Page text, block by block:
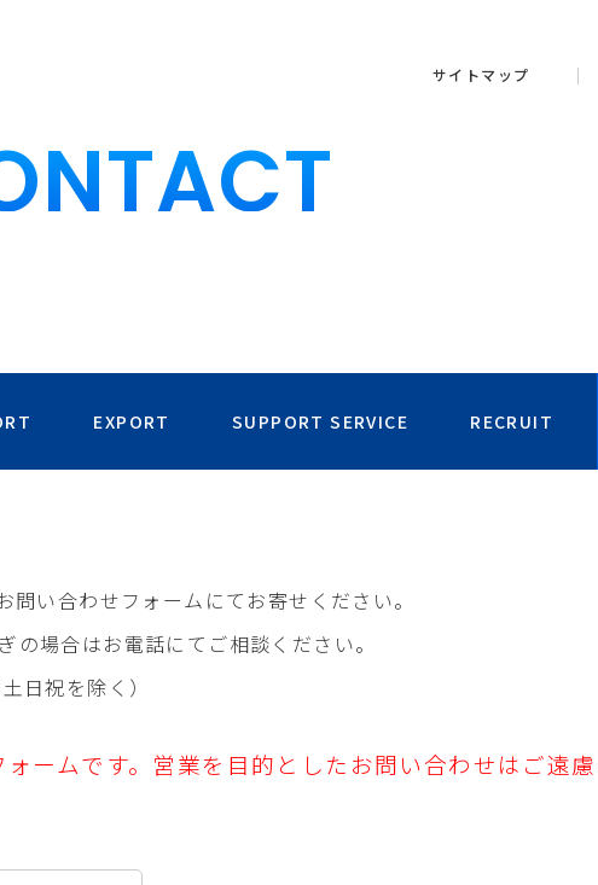
サイトマップ
EXPORT SUPPORT SERVICE RECRUIT
い合わせフォームにてお寄せください。
場合はお電話にてご相談ください。
祝を除く）
ームです。 営業を目的としたお問い合わせはご遠慮